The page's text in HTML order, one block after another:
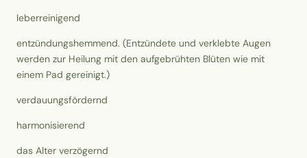
leberreinigend
entzündungshemmend. (Entzündete und verklebte Augen
werden zur Heilung mit den aufgebrühten Blüten wie mit
einem Pad gereinigt.)
verdauungsfördernd
harmonisierend
das Alter verzögernd